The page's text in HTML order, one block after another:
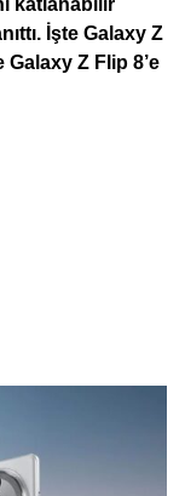
katlanabilir
İşte Galaxy Z
Galaxy Z Flip 8’e